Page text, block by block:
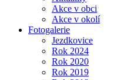
Akce v obci
Akce v okolí
Fotogalerie
Jezdkovice
Rok 2024
Rok 2020
Rok 2019